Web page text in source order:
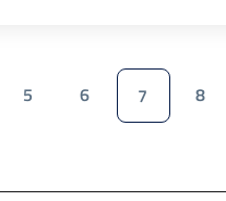
5 6 7 8